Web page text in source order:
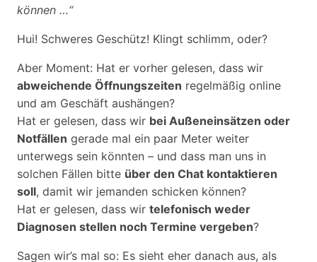
können …“
Hui! Schweres Geschütz! Klingt schlimm, oder?
Aber Moment: Hat er vorher gelesen, dass wir
abweichende Öffnungszeiten regelmäßig online
und am Geschäft aushängen?
Hat er gelesen, dass wir bei Außeneinsätzen oder
Notfällen gerade mal ein paar Meter weiter
unterwegs sein könnten – und dass man uns in
solchen Fällen bitte über den Chat kontaktieren
soll, damit wir jemanden schicken können?
Hat er gelesen, dass wir telefonisch weder
Diagnosen stellen noch Termine vergeben?
Sagen wir’s mal so: Es sieht eher danach aus, als